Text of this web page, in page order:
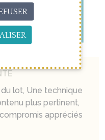
du lot, Une technique
plus pertinent,
appréciés